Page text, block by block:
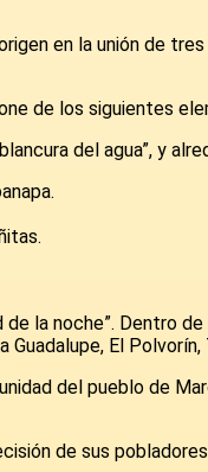
en la unión de
de los siguientes
del agua”, y
de la noche”. Dentro
Guadalupe, El
del pueblo de
de sus